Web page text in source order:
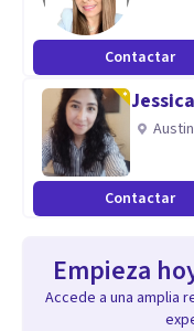
Contactar
Austin
Contactar
Empieza
Accede a una amplia